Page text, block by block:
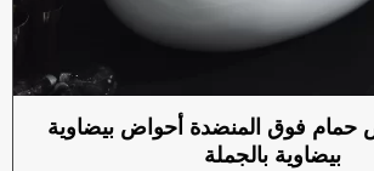
حمام فوق المنضدة أحواض بيضاوية
بيضاوية بالجملة